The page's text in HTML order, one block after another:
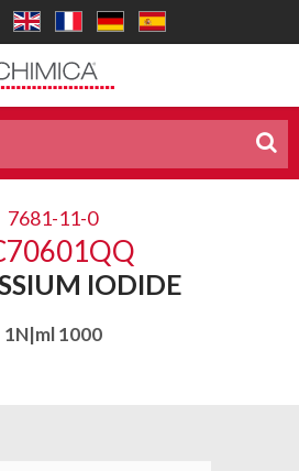
7681-11-0
IODIDE
1N|ml 1000